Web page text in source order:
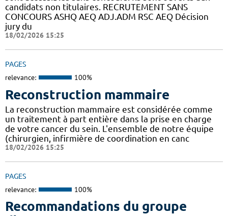
candidats non titulaires. RECRUTEMENT SANS
CONCOURS ASHQ AEQ ADJ.ADM RSC AEQ Décision
jury du
18/02/2026 15:25
PAGES
relevance: 100%
Reconstruction mammaire
La reconstruction mammaire est considérée comme
un traitement à part entière dans la prise en charge
de votre cancer du sein. L'ensemble de notre équipe
(chirurgien, infirmière de coordination en canc
18/02/2026 15:25
PAGES
relevance: 100%
Recommandations du groupe